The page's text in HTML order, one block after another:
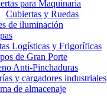
para Maquinaria
Cubiertas y Ruedas
de iluminación
Logísticas y Frigoríficas
de Gran Porte
Anti-Pinchaduras
y cargadores industriales
de almacenaje